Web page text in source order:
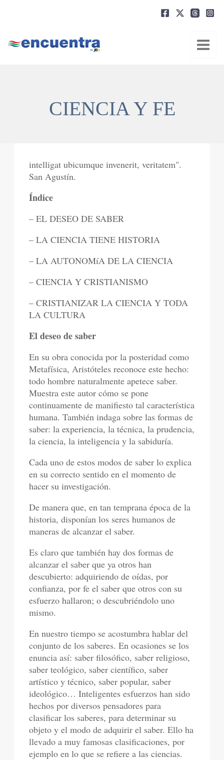
CIENCIA Y FE
intelligat ubicumque invenerit, veritatem".
San Agustín.
Índice
– EL DESEO DE SABER
– LA CIENCIA TIENE HISTORIA
– LA AUTONOMíA DE LA CIENCIA
– CIENCIA Y CRISTIANISMO
– CRISTIANIZAR LA CIENCIA Y TODA
LA CULTURA
El deseo de saber
En su obra conocida por la posteridad como
Metafísica, Aristóteles reconoce este hecho:
todo hombre naturalmente apetece saber.
Muestra este autor cómo se pone
continuamente de manifiesto tal característica
humana. También indaga sobre las formas de
saber: la experiencia, la técnica, la prudencia,
la ciencia, la inteligencia y la sabiduría.
Cada uno de estos modos de saber lo explica
en su correcto sentido en el momento de
hacer su investigación.
De manera que, en tan temprana época de la
historia, disponían los seres humanos de
maneras de alcanzar el saber.
Es claro que también hay dos formas de
alcanzar el saber que ya otros han
descubierto: adquiriendo de oídas, por
confianza, por fe el saber que otros con su
esfuerzo hallaron; o descubriéndolo uno
mismo.
En nuestro tiempo se acostumbra hablar del
conjunto de los saberes. En ocasiones se los
enuncia así: saber filosófico, saber religioso,
saber teológico, saber científico, saber
artístico y técnico, saber popular, saber
ideológico… Inteligentes esfuerzos han sido
hechos por diversos pensadores para
clasificar los saberes, para determinar su
objeto y el modo de adquirir el saber. Ello ha
llevado a muy famosas clasificaciones, por
ejemplo en lo que se refiere a las ciencias.